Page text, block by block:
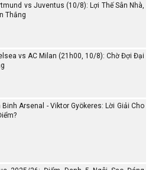
vs Juventus (10/8): Lợi Thế Sân Nhà,
Thắng
vs AC Milan (21h00, 10/8): Chờ Đợi Đại
Binh Arsenal - Viktor Gyökeres: Lời Giải Cho